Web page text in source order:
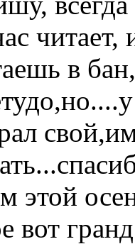
в
этой
вот